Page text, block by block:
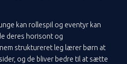
kan rollespil og eventyr kan
deres horisont og
struktureret leg lærer børn at
og de bliver bedre til at sætte